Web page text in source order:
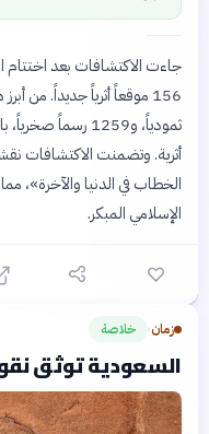
جاءت الاكتشافات بعد اختتام
أثرية. وتضمنت الاكتشافات
الخطاب في الدنيا والآخرة»،
الإسلامي المبكر.
زمان› خلاصة
السعودية توثق